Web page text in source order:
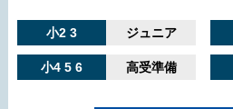
小2 3 ジュニア
小4 5 6 高受準備